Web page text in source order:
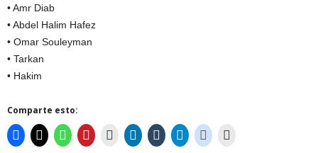
• Amr Diab
• Abdel Halim Hafez
• Omar Souleyman
• Tarkan
• Hakim
Comparte esto: